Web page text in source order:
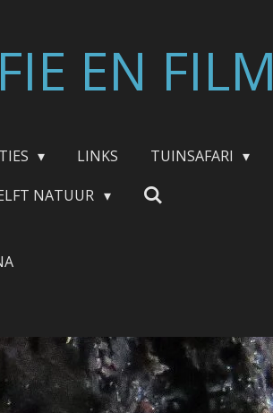
EN FILM
LINKS TUINSAFARI
NATUUR